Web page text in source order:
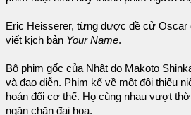
Eric Heisserer, từng được đề cử Oscar
viết kịch bản Your Name.
Bộ phim gốc của Nhật do Makoto
và đạo diễn. Phim kể về một đôi thiếu
hoán đổi cơ thể. Họ cùng nhau vượt
ngăn chặn đại họa.